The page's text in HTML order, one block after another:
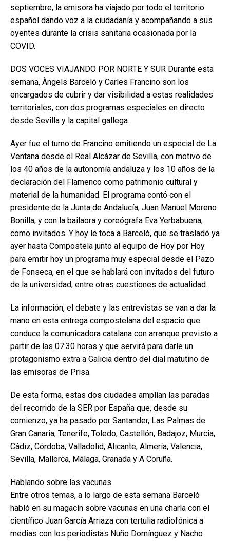
septiembre, la emisora ha viajado por todo el territorio
español dando voz a la ciudadanía y acompañando a sus
oyentes durante la crisis sanitaria ocasionada por la
COVID.
DOS VOCES VIAJANDO POR NORTE Y SUR Durante esta
semana, Àngels Barceló y Carles Francino son los
encargados de cubrir y dar visibilidad a estas realidades
territoriales, con dos programas especiales en directo
desde Sevilla y la capital gallega.
Ayer fue el turno de Francino emitiendo un especial de La
Ventana desde el Real Alcázar de Sevilla, con motivo de
los 40 años de la autonomía andaluza y los 10 años de la
declaración del Flamenco como patrimonio cultural y
material de la humanidad. El programa contó con el
presidente de la Junta de Andalucía, Juan Manuel Moreno
Bonilla, y con la bailaora y coreógrafa Eva Yerbabuena,
como invitados. Y hoy le toca a Barceló, que se trasladó ya
ayer hasta Compostela junto al equipo de Hoy por Hoy
para emitir hoy un programa muy especial desde el Pazo
de Fonseca, en el que se hablará con invitados del futuro
de la universidad, entre otras cuestiones de actualidad.
La información, el debate y las entrevistas se van a dar la
mano en esta entrega compostelana del espacio que
conduce la comunicadora catalana con arranque previsto a
partir de las 07:30 horas y que servirá para darle un
protagonismo extra a Galicia dentro del dial matutino de
las emisoras de Prisa.
De esta forma, estas dos ciudades amplían las paradas
del recorrido de la SER por España que, desde su
comienzo, ya ha pasado por Santander, Las Palmas de
Gran Canaria, Tenerife, Toledo, Castellón, Badajoz, Murcia,
Cádiz, Córdoba, Valladolid, Alicante, Almería, Valencia,
Sevilla, Mallorca, Málaga, Granada y A Coruña.
Hablando sobre las vacunas
Entre otros temas, a lo largo de esta semana Barceló
habló en su magacín sobre vacunas en una charla con el
científico Juan García Arriaza con tertulia radiofónica a
medias con los periodistas Nuño Domínguez y Nacho